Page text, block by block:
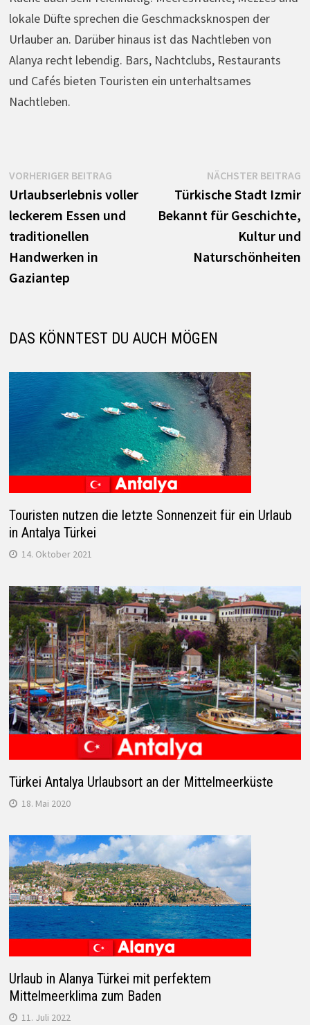
lokale Düfte sprechen die Geschmacksknospen der
Urlauber an. Darüber hinaus ist das Nachtleben von
Alanya recht lebendig. Bars, Nachtclubs, Restaurants
und Cafés bieten Touristen ein unterhaltsames
Nachtleben.
Beitrags-
Navigation
VORHERIGER BEITRAGVorheriger
Beitrag:
Urlaubserlebnis voller
leckerem Essen und
traditionellen
Handwerken in
Gaziantep
NÄCHSTER BEITRAG
Türkische Stadt Izmir
Bekannt für Geschichte,
Kultur und
Naturschönheiten
DAS KÖNNTEST DU AUCH MÖGEN
Touristen nutzen die letzte Sonnenzeit für ein Urlaub
in Antalya Türkei
14. Oktober 2021
Türkei Antalya Urlaubsort an der Mittelmeerküste
18. Mai 2020
Urlaub in Alanya Türkei mit perfektem
Mittelmeerklima zum Baden
11. Juli 2022